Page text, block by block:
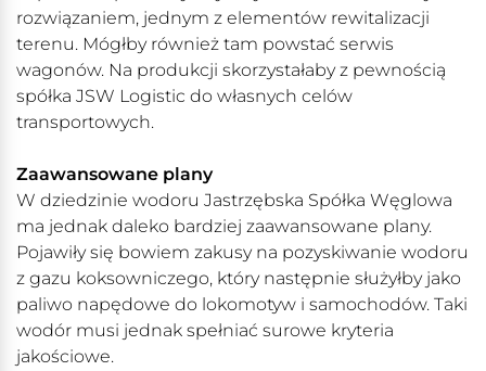
rozwiązaniem, jednym z elementów rewitalizacji
terenu. Mógłby również tam powstać serwis
wagonów. Na produkcji skorzystałaby z pewnością
spółka JSW Logistic do własnych celów
transportowych.
Zaawansowane plany
W dziedzinie wodoru Jastrzębska Spółka Węglowa
ma jednak daleko bardziej zaawansowane plany.
Pojawiły się bowiem zakusy na pozyskiwanie wodoru
z gazu koksowniczego, który następnie służyłby jako
paliwo napędowe do lokomotyw i samochodów. Taki
wodór musi jednak spełniać surowe kryteria
jakościowe.